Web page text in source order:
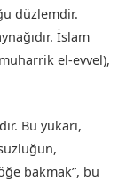
düzlemdir.
İslam
el-evvel),
Bu yukarı,
bakmak”, bu